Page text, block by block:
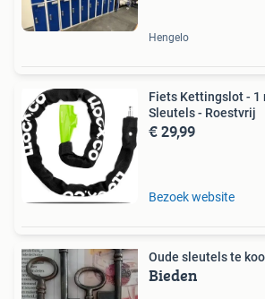
Hengelo
Fiets Kettingslot - 1
Sleutels - Roestvrij
€ 29,99
Bezoek website
Oude sleutels te
Bieden